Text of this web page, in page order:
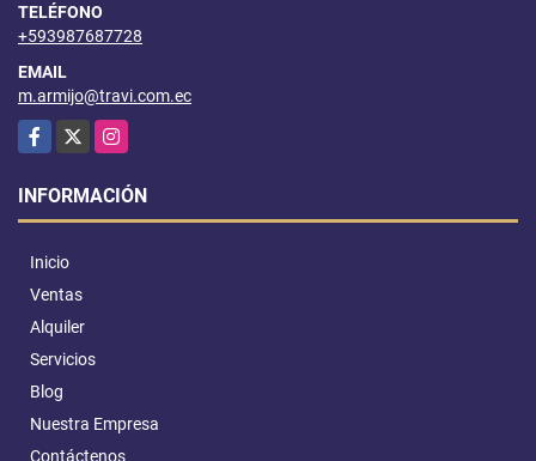
TELÉFONO
+593987687728
EMAIL
m.armijo@travi.com.ec
Facebook
X Instagram
INFORMACIÓN
Inicio
Ventas
Alquiler
Servicios
Blog
Nuestra Empresa
Contáctenos